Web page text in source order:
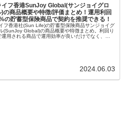
イフ香港SunJoy Global(サンジョイグロ
)の商品概要や特徴/評価まとめ！運用利回
の貯蓄型保険商品で契約を推奨できる！
フ香港社(Sun Life)の貯蓄型保険商品サンジョイグ
(SunJoy Global)の商品概要や特徴まとめ。利回り
用される商品で運用効率が良いだけでなく、契
2024.06.03